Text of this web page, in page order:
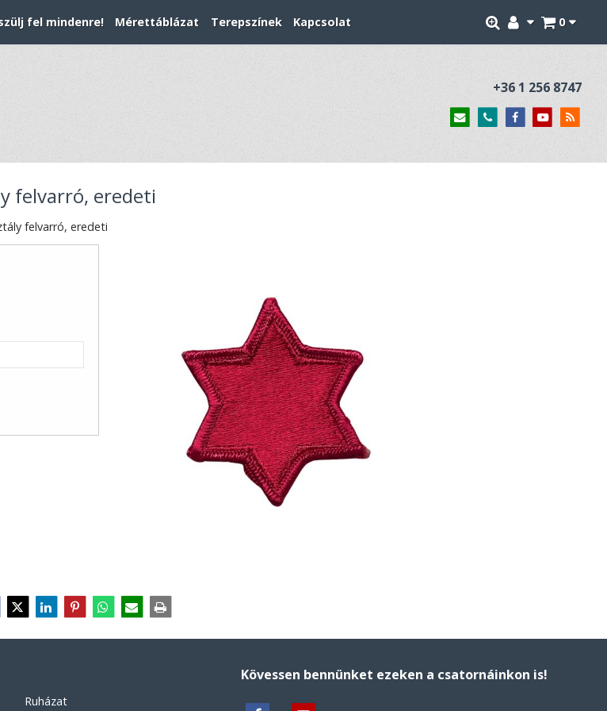
0
fel mindenre! Mérettáblázat Terepszínek Kapcsolat
+36 1 256 8747
felvarró, eredeti
felvarró, eredeti
Ruházat
Kövessen bennünket ezeken a csatornáinkon is!